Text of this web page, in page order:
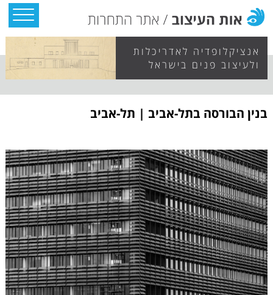
אנציקלופדיה לאדריכלות
ולעיצוב פנים בישראל
בנין הבורסה בתל-אביב | תל-אביב